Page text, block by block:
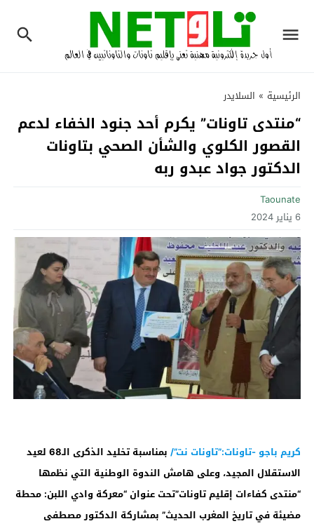
الرئيسية » السلايدر
“منتدى تاونات” يكرم أحد جنود الخفاء لدعم
القصور الكلوي والشأن الصحي بتاونات
الدكتور جواد عبدو ربه‎
Taounate
6 يناير 2024
كريم باجو -تاونات:”تاونات نت”/
بمناسبة تخليد الذكرى الـ68 لعيد
الاستقلال المجيد، وعلى هامش الندوة الوطنية التي نظمها
“منتدى كفاءات إقليم تاونات”تحت عنوان “معركة وادي اللبن: محطة
مضيئة في تاريخ المغرب الحديث” بمشاركة الدكتور مصطفى